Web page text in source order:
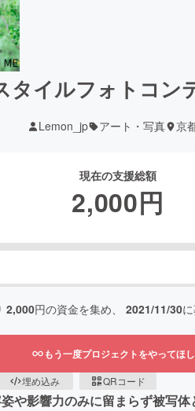
タイルフォトコン
Lemon_jp アート・写真 京
現在の支援総額
2,000円
2,000円の資金を集め、 2021/11/30
もう一度プロジェクトをやってほ
埋め込み QRコード
や影響力のみに留まらず被写